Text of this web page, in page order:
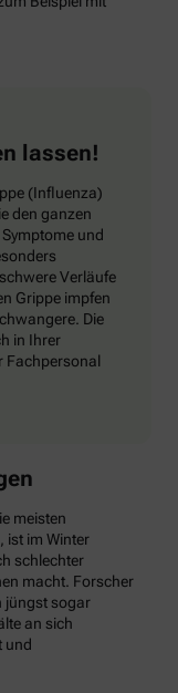
lassen!
(Influenza)
den ganzen
und
Verläufe
Grippe impfen
Die
in Ihrer
Fachpersonal
meisten
ist im Winter
schlechter
macht. Forscher
jüngst sogar
an sich
und